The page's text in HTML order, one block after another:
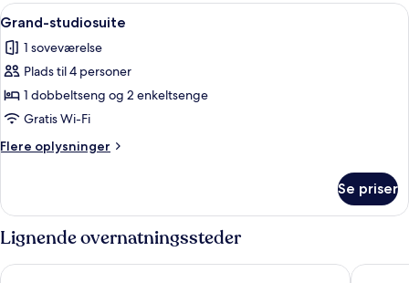
Indlæs
alle
billeder
af
Grand-
studiosuite
En pænt redt seng med et gult
6
Grand-studiosuite
1 soveværelse
Plads til 4 personer
1 dobbeltseng og 2 enkeltsenge
Gratis Wi-Fi
Flere oplysninger
Flere
studiosuite
Se priser
Lignende overnatningssteder
ibis Styles Brindisi Trulli e